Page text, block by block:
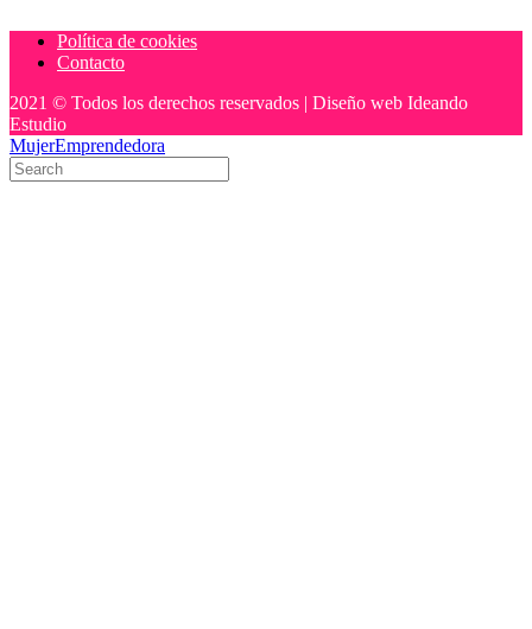
Política de cookies
Contacto
2021 © Todos los derechos reservados | Diseño web Ideando
Estudio
MujerEmprendedora